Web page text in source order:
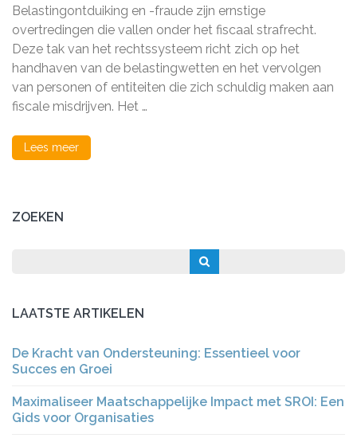
Belastingontduiking en -fraude zijn ernstige
overtredingen die vallen onder het fiscaal strafrecht.
Deze tak van het rechtssysteem richt zich op het
handhaven van de belastingwetten en het vervolgen
van personen of entiteiten die zich schuldig maken aan
fiscale misdrijven. Het …
Lees meer
ZOEKEN
LAATSTE ARTIKELEN
De Kracht van Ondersteuning: Essentieel voor
Succes en Groei
Maximaliseer Maatschappelijke Impact met SROI: Een
Gids voor Organisaties